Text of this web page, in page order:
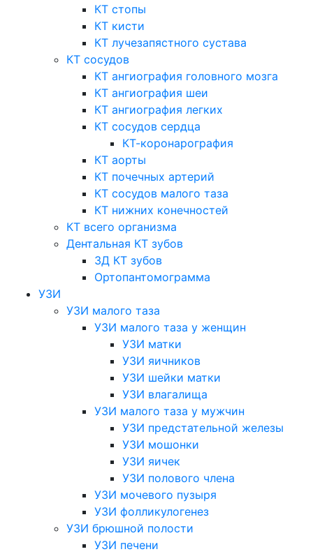
КТ стопы
КТ кисти
КТ лучезапястного сустава
КТ сосудов
КТ ангиография головного мозга
КТ ангиография шеи
КТ ангиография легких
КТ сосудов сердца
КТ-коронарография
КТ аорты
КТ почечных артерий
КТ сосудов малого таза
КТ нижних конечностей
КТ всего организма
Дентальная КТ зубов
3Д КТ зубов
Ортопантомограмма
УЗИ
УЗИ малого таза
УЗИ малого таза у женщин
УЗИ матки
УЗИ яичников
УЗИ шейки матки
УЗИ влагалища
УЗИ малого таза у мужчин
УЗИ предстательной железы
УЗИ мошонки
УЗИ яичек
УЗИ полового члена
УЗИ мочевого пузыря
УЗИ фолликулогенез
УЗИ брюшной полости
УЗИ печени